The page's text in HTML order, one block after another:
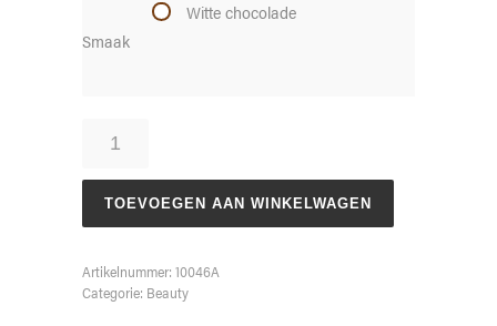
Smaak
Witte chocolade
Pump
(gevuld)
aantal
TOEVOEGEN AAN WINKELWAGEN
Artikelnummer: 10046A
Categorie: Beauty